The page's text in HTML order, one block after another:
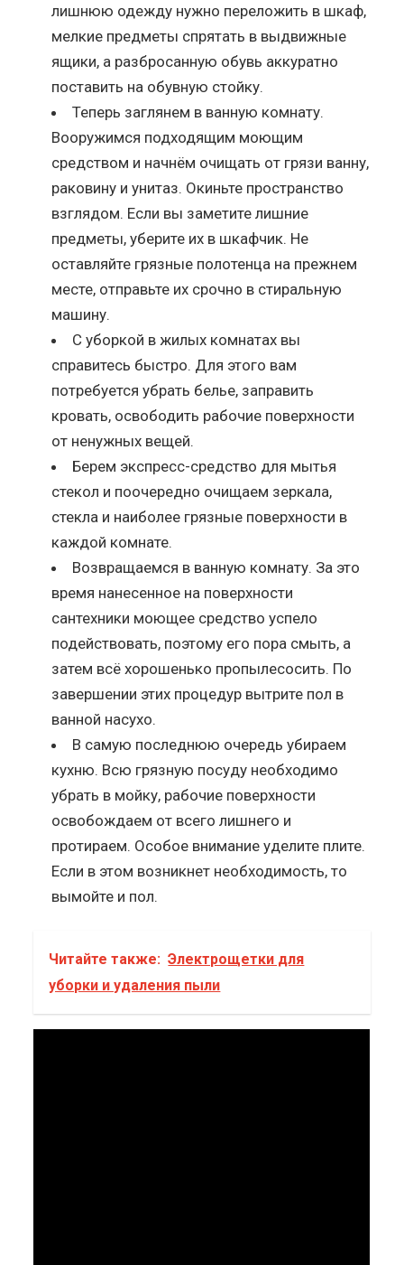
лишнюю одежду нужно переложить в шкаф,
мелкие предметы спрятать в выдвижные
ящики, а разбросанную обувь аккуратно
поставить на обувную стойку.
Теперь заглянем в ванную комнату.
Вооружимся подходящим моющим
средством и начнём очищать от грязи ванну,
раковину и унитаз. Окиньте пространство
взглядом. Если вы заметите лишние
предметы, уберите их в шкафчик. Не
оставляйте грязные полотенца на прежнем
месте, отправьте их срочно в стиральную
машину.
С уборкой в жилых комнатах вы
справитесь быстро. Для этого вам
потребуется убрать белье, заправить
кровать, освободить рабочие поверхности
от ненужных вещей.
Берем экспресс-средство для мытья
стекол и поочередно очищаем зеркала,
стекла и наиболее грязные поверхности в
каждой комнате.
Возвращаемся в ванную комнату. За это
время нанесенное на поверхности
сантехники моющее средство успело
подействовать, поэтому его пора смыть, а
затем всё хорошенько пропылесосить. По
завершении этих процедур вытрите пол в
ванной насухо.
В самую последнюю очередь убираем
кухню. Всю грязную посуду необходимо
убрать в мойку, рабочие поверхности
освобождаем от всего лишнего и
протираем. Особое внимание уделите плите.
Если в этом возникнет необходимость, то
вымойте и пол.
Читайте также: Электрощетки для
уборки и удаления пыли